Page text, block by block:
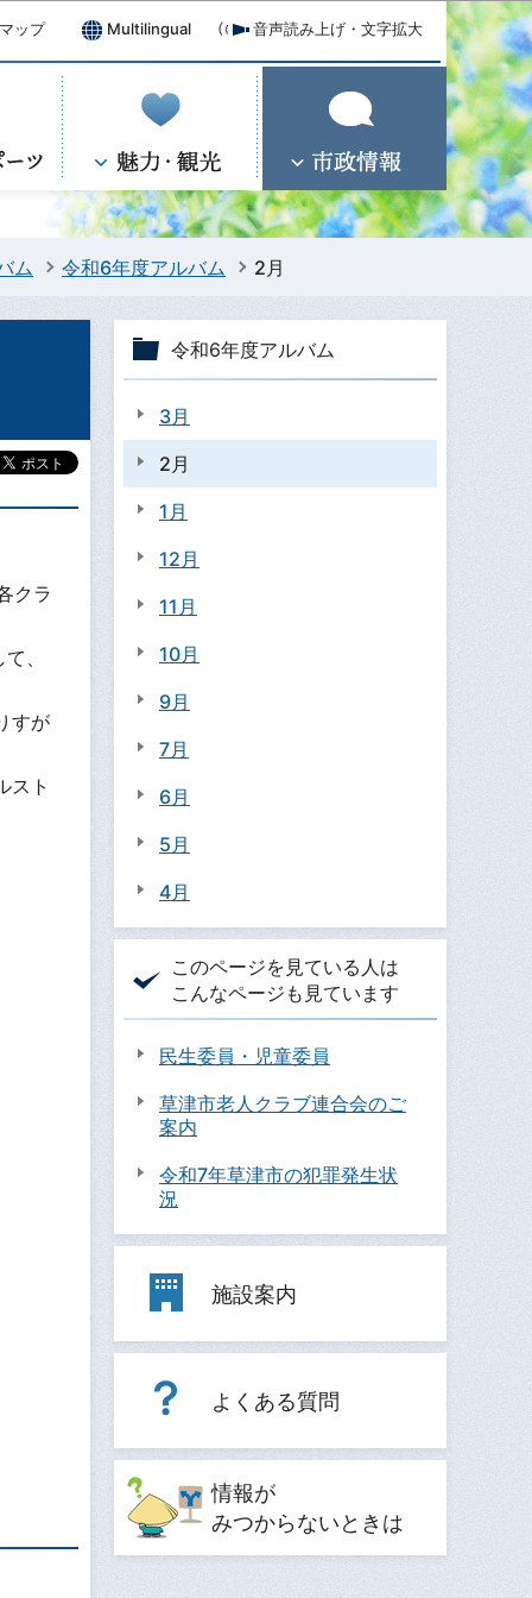
ップ Multilingual 音声読み上げ・文字拡大
ム 令和6年度アルバム 2月
クラ
、
すが
スト
令和6年度アルバム
3月
2月
1月
12月
11月
10月
9月
7月
6月
5月
4月
このページを見ている人は
こんなページも見ています
民生委員・児童委員
草津市老人クラブ連合会のご
案内
令和7年草津市の犯罪発生状
況
施設案内
よくある質問
情報が
みつからないときは